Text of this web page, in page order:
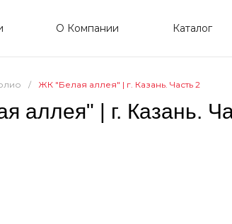
О Компании Каталог
/ ЖК "Белая аллея" | г. Казань. Часть 2
аллея" | г. Казань.